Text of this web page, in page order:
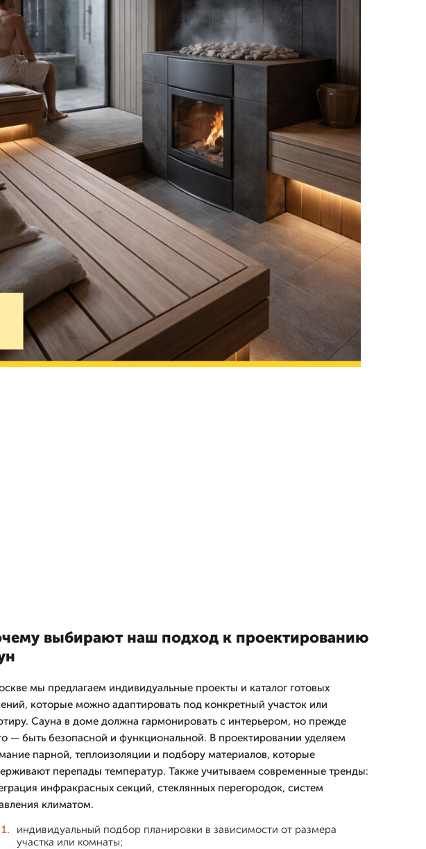
выбирают наш подход к проектированию
мы предлагаем индивидуальные проекты и каталог готовых
которые можно адаптировать под конкретный участок или
Сауна в доме должна гармонировать с интерьером, но прежде
— быть безопасной и функциональной. В проектировании уделяем
парной, теплоизоляции и подбору материалов, которые
перепады температур. Также учитываем современные тренды:
инфракрасных секций, стеклянных перегородок, систем
климатом.
индивидуальный подбор планировки в зависимости от размера
участка или комнаты;